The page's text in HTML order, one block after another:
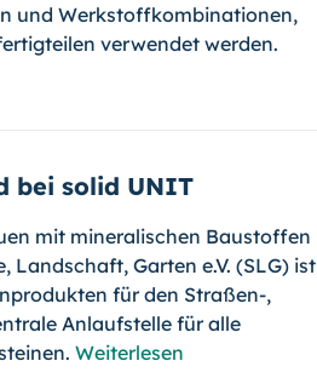
und Werkstoffkombinationen,
verwendet werden.
bei solid UNIT
mit mineralischen Baustoffen
Landschaft, Garten e.V. (SLG) ist
für den Straßen-,
Anlaufstelle für alle
Weiterlesen